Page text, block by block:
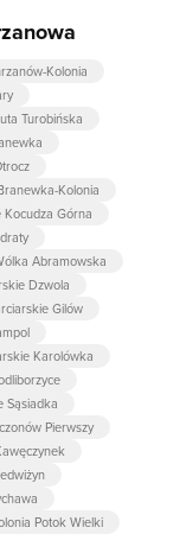
Kolonia
Turobińska
Kolonia
Górna
Abramowska
Dzwola
Gilów
Karolówka
Sąsiadka
Pierwszy
Potok Wielki